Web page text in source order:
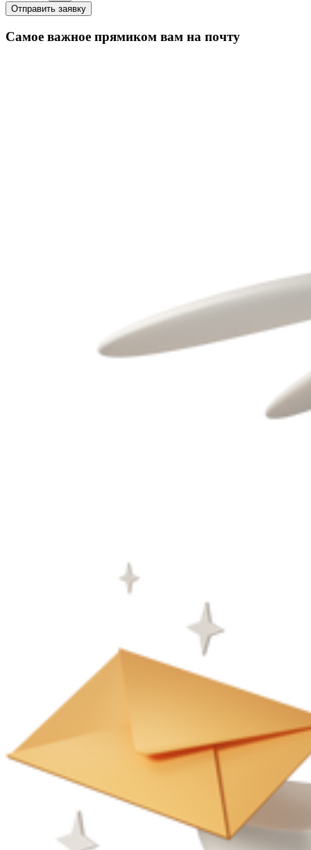
Отправить заявку
Самое важное прямиком вам на почту